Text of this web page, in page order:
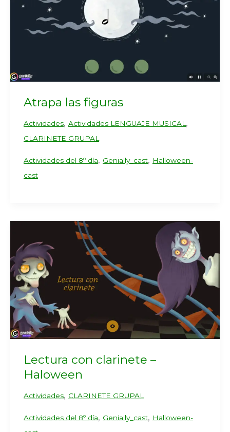
Atrapa las figuras
Actividades, Actividades LENGUAJE MUSICAL ,
CLARINETE GRUPAL
Actividades del 8º día, Genially_cast, Halloween-
cast
Lectura con clarinete –
Haloween
Actividades, CLARINETE GRUPAL
Actividades del 8º día, Genially_cast, Halloween-